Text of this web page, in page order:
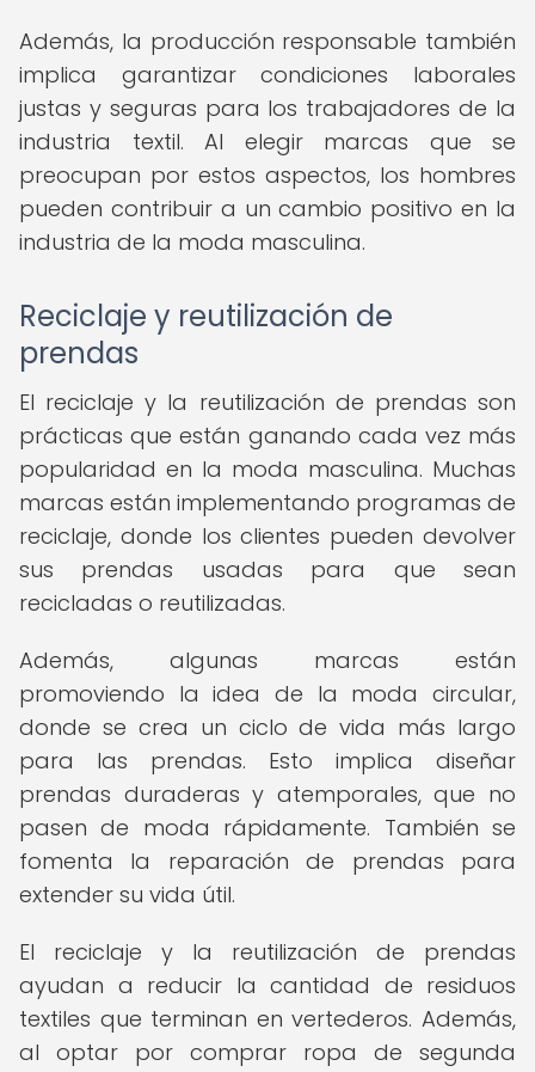
Además, la producción responsable también
implica garantizar condiciones laborales
justas y seguras para los trabajadores de la
industria textil. Al elegir marcas que se
preocupan por estos aspectos, los hombres
pueden contribuir a un cambio positivo en la
industria de la moda masculina.
Reciclaje y reutilización de
prendas
El reciclaje y la reutilización de prendas son
prácticas que están ganando cada vez más
popularidad en la moda masculina. Muchas
marcas están implementando programas de
reciclaje, donde los clientes pueden devolver
sus prendas usadas para que sean
recicladas o reutilizadas.
Además, algunas marcas están
promoviendo la idea de la moda circular,
donde se crea un ciclo de vida más largo
para las prendas. Esto implica diseñar
prendas duraderas y atemporales, que no
pasen de moda rápidamente. También se
fomenta la reparación de prendas para
extender su vida útil.
El reciclaje y la reutilización de prendas
ayudan a reducir la cantidad de residuos
textiles que terminan en vertederos. Además,
al optar por comprar ropa de segunda